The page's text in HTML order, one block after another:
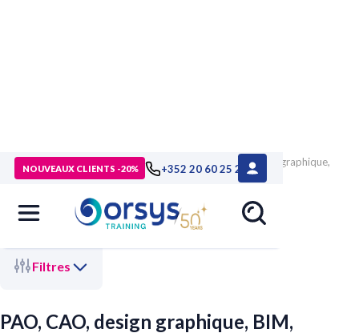
NOUVEAUX CLIENTS -20% +352 20 60 25 26
> Technologies numériques
> PAO, CAO, design graphique,
BIM, modélisation 3D
PAO, CAO, design graphique, BIM,
Filtres